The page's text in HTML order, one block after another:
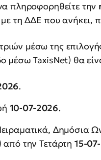
πληροφορηθείτε την
τη ΔΔΕ που ανήκει,
μέσω της
μέσω TaxisNet) θα
.
10-07-2026.
Δημόσια
από την Τετάρτη 15-